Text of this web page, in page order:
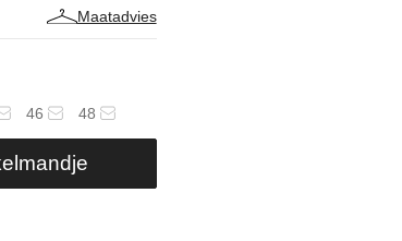
Maatadvies
46 48